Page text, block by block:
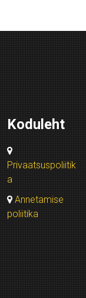
Koduleht
Privaatsuspoliitik
a
Annetamise
poliitika